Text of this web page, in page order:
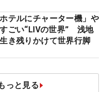
ホテルにチャーター機」や
ごい“LIVの世界” 浅地
き残りかけて世界行脚
っと見る